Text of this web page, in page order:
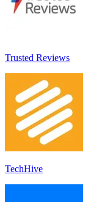
Trusted Reviews
TechHive